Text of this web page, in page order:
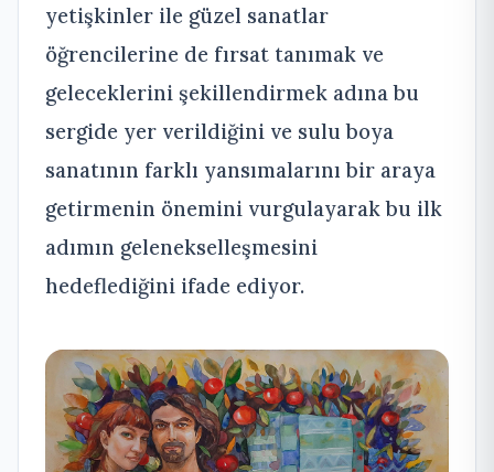
yetişkinler ile güzel sanatlar
öğrencilerine de fırsat tanımak ve
geleceklerini şekillendirmek adına bu
sergide yer verildiğini ve sulu boya
sanatının farklı yansımalarını bir araya
getirmenin önemini vurgulayarak bu ilk
adımın gelenekselleşmesini
hedeflediğini ifade ediyor.